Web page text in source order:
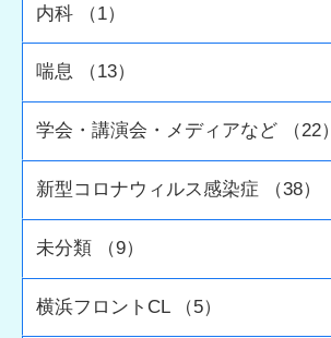
内科 （1）
喘息 （13）
学会・講演会・メディアなど （22）
新型コロナウィルス感染症 （38）
未分類 （9）
横浜フロントCL （5）